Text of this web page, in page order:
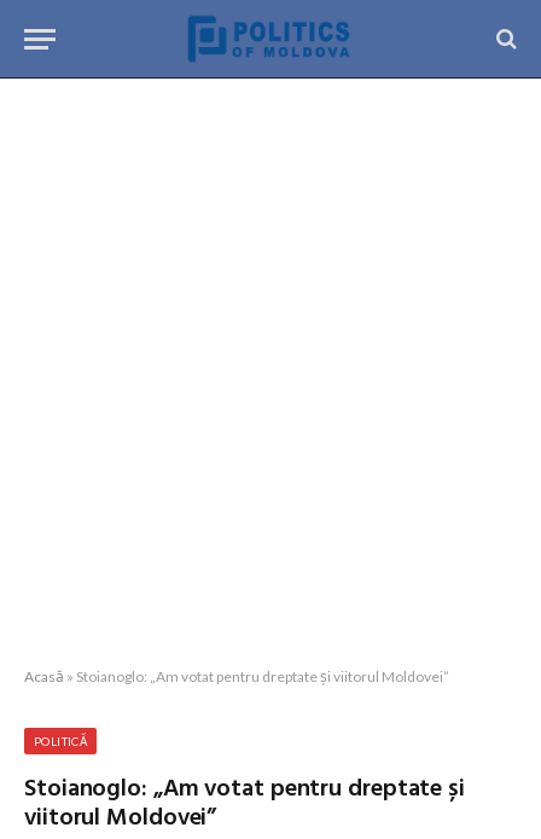
Acasă » Stoianoglo: „Am votat pentru dreptate și viitorul Moldovei”
POLITICĂ
Stoianoglo: „Am votat pentru dreptate și
viitorul Moldovei”